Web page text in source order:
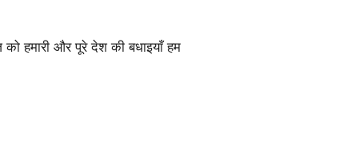
को हमारी और पूरे देश की बधाइयाँ हम